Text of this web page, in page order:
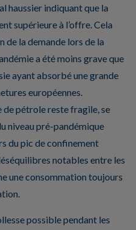
haussier indiquant que la
supérieure à l’offre. Cela
de la demande lors de la
a été moins grave que
ayant absorbé une grande
européennes.
de pétrole reste fragile, se
niveau pré-pandémique
du pic de confinement
notables entre les
une consommation toujours
possible pendant les